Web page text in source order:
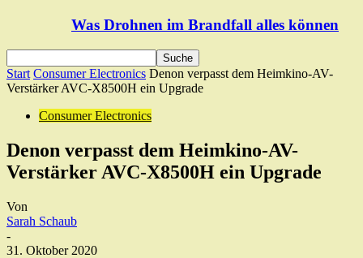
Was Drohnen im Brandfall alles können
Start Consumer Electronics Denon verpasst dem Heimkino-AV-
Verstärker AVC-X8500H ein Upgrade
Consumer Electronics
Denon verpasst dem Heimkino-AV-
Verstärker AVC-X8500H ein Upgrade
Von
Sarah Schaub
-
31. Oktober 2020